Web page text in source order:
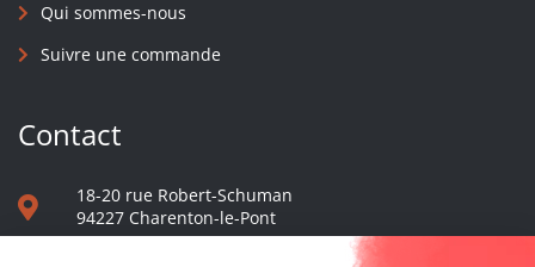
Qui sommes-nous
Suivre une commande
Contact
18-20 rue Robert-Schuman
94227 Charenton-le-Pont